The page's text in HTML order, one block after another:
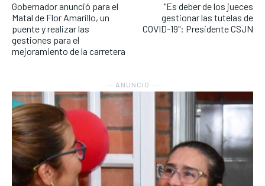
Gobernador anunció para el
Matal de Flor Amarillo, un
puente y realizar las
gestiones para el
mejoramiento de la carretera
"Es deber de los jueces
gestionar las tutelas de
COVID-19": Presidente CSJN
― ANUNCIO ―